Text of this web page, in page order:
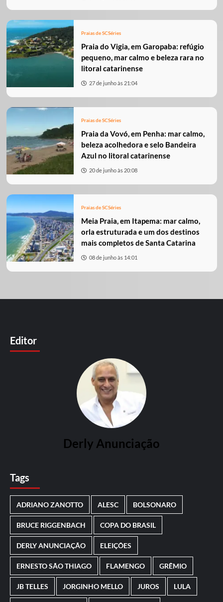
Praias de SCSéries
Praia do Vigia, em Garopaba: refúgio
pequeno, mar calmo e beleza rara no
litoral catarinense
27 de junho às 21:04
Praias de SCSéries
Praia da Vovó, em Penha: mar calmo,
beleza acolhedora e selo Bandeira
Azul no litoral catarinense
20 de junho às 20:08
Praias de SCSéries
Meia Praia, em Itapema: mar calmo,
orla estruturada e um dos destinos
mais completos de Santa Catarina
08 de junho às 14:01
Editor
Derly Anunciação
Tags
ADRIANO ZANOTTO ALESC BOLSONARO
BRUCE RIGGENBACH COPA DO BRASIL
DERLY ANUNCIAÇÃO ELEIÇÕES
ERNESTO SÃO THIAGO FLAMENGO GRÊMIO
JB TELLES JORGINHO MELLO JUROS LULA